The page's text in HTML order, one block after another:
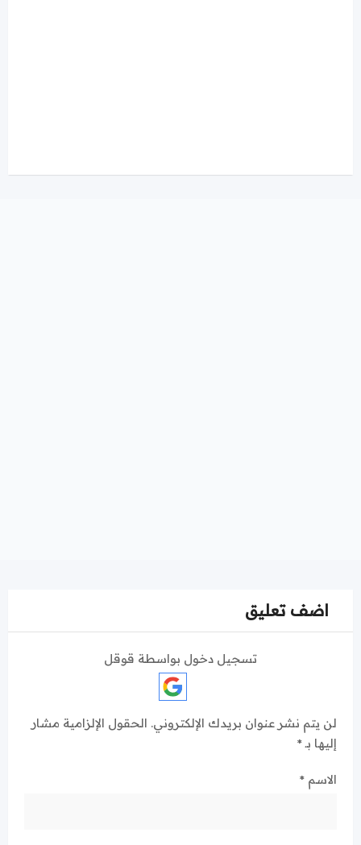
اضف تعليق
تسجيل دخول بواسطة قوقل
لن يتم نشر عنوان بريدك الإلكتروني. الحقول الإلزامية مشار
إليها بـ*
الاسم *